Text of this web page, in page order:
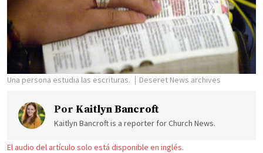
Una persona estudia las escrituras. Deseret News archives
Por Kaitlyn Bancroft
Kaitlyn Bancroft is a reporter for Church News.
El audio del artículo solo está disponible en inglés.